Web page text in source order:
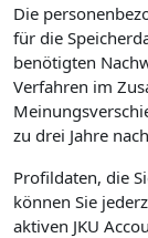
Die
für die
benötigten
Verfahren im
zu drei Jahre
Profildaten, die
können Sie
aktiven JKU